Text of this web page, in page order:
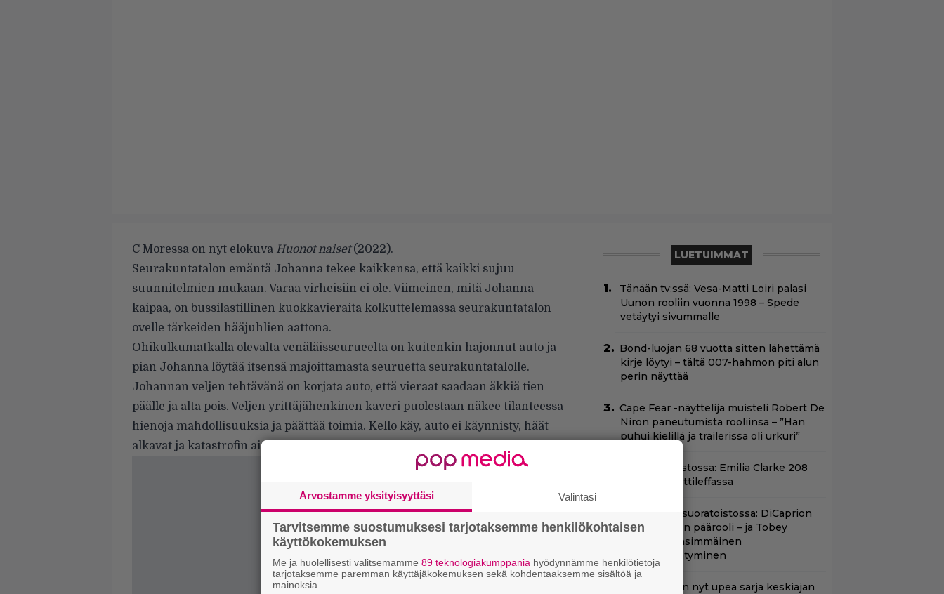
C Moressa on nyt elokuva Huonot naiset(2022).
Seurakuntatalon emäntä Johanna tekee kaikkensa, että kaikki sujuu
suunnitelmien mukaan. Varaa virheisiin ei ole. Viimeinen, mitä Johanna
kaipaa, on bussilastillinen kuokkavieraita kolkuttelemassa seurakuntatalon
ovelle tärkeiden hääjuhlien aattona.
Ohikulkumatkalla olevalta venäläisseurueelta on kuitenkin hajonnut auto ja
pian Johanna löytää itsensä majoittamasta seuruetta seurakuntatalolle.
Johannan veljen tehtävänä on korjata auto, että vieraat saadaan äkkiä tien
päälle ja alta pois. Veljen yrittäjähenkinen kaveri puolestaan näkee tilanteessa
hienoja mahdollisuuksia ja päättää toimia. Kello käy, auto ei käynnisty, häät
alkavat ja katastrofin ainekset ovat käsissä.
LUETUIMMAT
Tänään tv:ssä: Vesa-Matti Loiri palasi
Uunon rooliin vuonna 1998 – Spede
vetäytyi sivummalle
Bond-luojan 68 vuotta sitten lähettämä
kirje löytyi – tältä 007-hahmon piti alun
perin näyttää
Cape Fear -näyttelijä muisteli Robert De
Niron paneutumista rooliinsa – ”Hän
puhui kielillä ja trailerissa oli urkuri”
Nyt suoratoistossa: Emilia Clarke 208
miljoonan hittileffassa
Huippuleffa suoratoistossa: DiCaprion
ensimmäinen päärooli – ja Tobey
Maguiren ensimmäinen
elokuvaesiintyminen
Netflixissä on nyt upea sarja keskiajan
Arvostamme yksityisyyttäsi Valintasi
Tarvitsemme suostumuksesi tarjotaksemme henkilökohtaisen
käyttökokemuksen
Me ja huolellisesti valitsemamme 89 teknologiakumppania hyödynnämme henkilötietoja
tarjotaksemme paremman käyttäjäkokemuksen sekä kohdentaaksemme sisältöä ja
mainoksia.